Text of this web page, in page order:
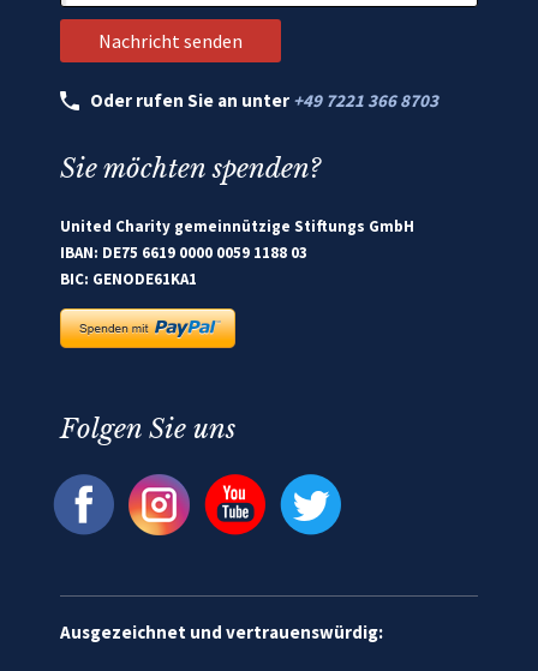
Oder rufen Sie an unter +49 7221 366 8703
Sie möchten spenden?
United Charity gemeinnützige Stiftungs GmbH
IBAN: DE75 6619 0000 0059 1188 03
BIC: GENODE61KA1
Folgen Sie uns
Ausgezeichnet und vertrauenswürdig: